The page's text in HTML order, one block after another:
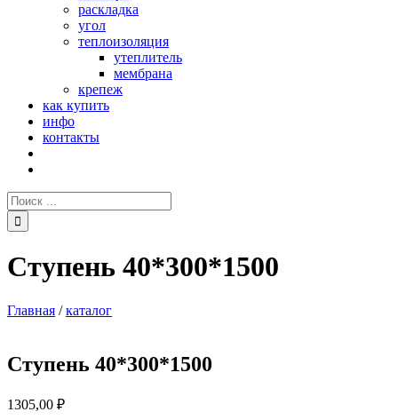
раскладка
угол
теплоизоляция
утеплитель
мембрана
крепеж
как купить
инфо
контакты
Поиск:
Ступень 40*300*1500
Главная /каталог
Ступень 40*300*1500
1305,00 ₽